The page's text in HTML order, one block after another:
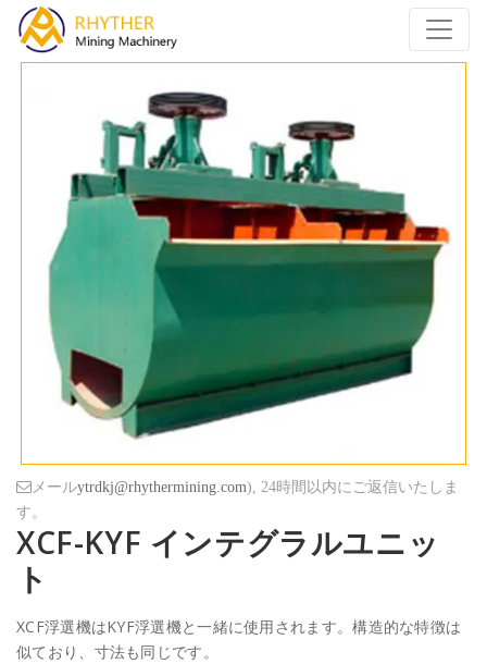
メールytrdkj@rhythermining.com), 24時間以内にご返信いたしま
す。
XCF-KYF インテグラルユニッ
ト
XCF浮選機はKYF浮選機と一緒に使用されます。構造的な特徴は
似ており、寸法も同じです。